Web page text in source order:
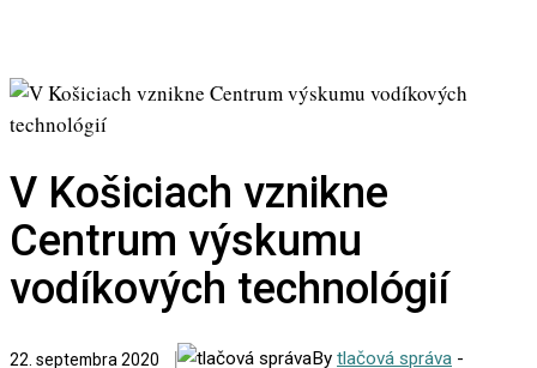
V Košiciach vznikne
Centrum výskumu
vodíkových technológií
22. septembra 2020 By tlačová správa -